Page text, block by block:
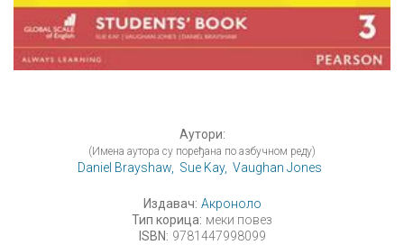
Аутори:
(Имена аутора су поређана по азбучном реду)
Daniel Brayshaw, Sue Kay, Vaughan Jones
Издавач: Акроноло
Тип корица: меки повез
ISBN: 9781447998099